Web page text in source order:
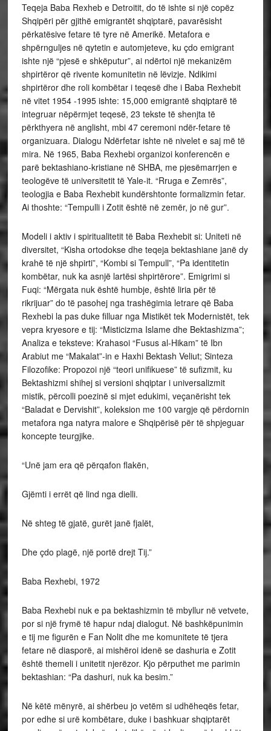
Teqeja Baba Rexheb e Detroitit, do të ishte si një copëz
Shqipëri për gjithë emigrantët shqiptarë, pavarësisht
përkatësive fetare të tyre në Amerikë. Metafora e
shpërnguljes në qytetin e automjeteve, ku çdo emigrant
ishte një “pjesë e shkëputur”, ai ndërtoi një mekanizëm
shpirtëror që rivente komunitetin në lëvizje. Ndikimi
shpirtëror dhe roli kombëtar i teqesë dhe i Baba Rexhebit
në vitet 1954 -1995 ishte: 15,000 emigrantë shqiptarë të
integruar nëpërmjet teqesë, 23 tekste të shenjta të
përkthyera në anglisht, mbi 47 ceremoni ndër-fetare të
organizuara. Dialogu Ndërfetar ishte në nivelet e saj më të
mira. Në 1965, Baba Rexhebi organizoi konferencën e
parë bektashiano-kristiane në SHBA, me pjesëmarrjen e
teologëve të universitetit të Yale-it. “Rruga e Zemrës”,
teologjia e Baba Rexhebit kundërshtonte formalizmin fetar.
Ai thoshte: “Tempulli i Zotit është në zemër, jo në gur”.
Modeli i aktiv i spiritualitetit të Baba Rexhebit si: Uniteti në
diversitet, “Kisha ortodokse dhe teqeja bektashiane janë dy
krahë të një shpirti”, “Kombi si Tempull”, “Pa identitetin
kombëtar, nuk ka asnjë lartësi shpirtërore”. Emigrimi si
Fuqi: “Mërgata nuk është humbje, është liria për të
rikrijuar” do të pasohej nga trashëgimia letrare që Baba
Rexhebi la pas duke filluar nga Mistikët tek Modernistët, tek
vepra kryesore e tij: “Misticizma Islame dhe Bektashizma”;
Analiza e teksteve: Krahasoi “Fusus al-Hikam” të Ibn
Arabiut me “Makalat”-in e Haxhi Bektash Veliut; Sinteza
Filozofike: Propozoi një “teori unifikuese” të sufizmit, ku
Bektashizmi shihej si versioni shqiptar i universalizmit
mistik, përcolli poezinë si mjet edukimi, veçanërisht tek
“Baladat e Dervishit”, koleksion me 100 vargje që përdornin
metafora nga natyra malore e Shqipërisë për të shpjeguar
koncepte teurgjike.
“Unë jam era që përqafon flakën,
Gjëmti i errët që lind nga dielli.
Në shteg të gjatë, gurët janë fjalët,
Dhe çdo plagë, një portë drejt Tij.”
Baba Rexhebi, 1972
Baba Rexhebi nuk e pa bektashizmin të mbyllur në vetvete,
por si një frymë të hapur ndaj dialogut. Në bashkëpunimin
e tij me figurën e Fan Nolit dhe me komunitete të tjera
fetare në diasporë, ai mishëroi idenë se dashuria e Zotit
është themeli i unitetit njerëzor. Kjo përputhet me parimin
bektashian: “Pa dashuri, nuk ka besim.”
Në këtë mënyrë, ai shërbeu jo vetëm si udhëheqës fetar,
por edhe si urë kombëtare, duke i bashkuar shqiptarët